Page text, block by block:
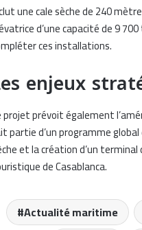
une cale sèche de 240
d’une capacité de 9
ces installations.
enjeux
projet prévoit également
partie d’un programme
et la création d’un
de Casablanca.
Actualité maritime